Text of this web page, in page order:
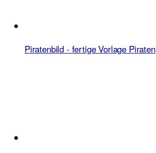
Piratenbild - fertige Vorlage Piraten